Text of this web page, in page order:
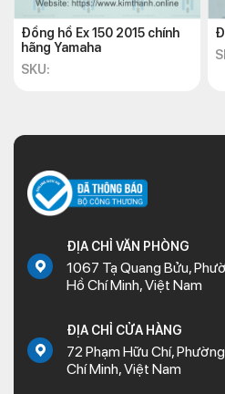
Đồng hồ Ex 150 2015 chính
hãng Yamaha
SKU:
ĐỊA CHỈ VĂN PHÒNG
1067 Tạ Quang Bửu,
Hồ Chí Minh, Việt Nam
ĐỊA CHỈ CỬA HÀNG
72 Phạm Hữu Chí,
Chí Minh, Việt Nam